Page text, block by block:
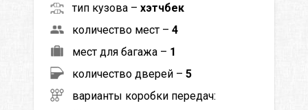
тип кузова – хэтчбек
количество мест – 4
мест для багажа – 1
количество дверей – 5
варианты коробки передач: